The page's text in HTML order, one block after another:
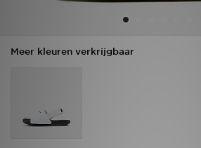
Meer kleuren verkrijgbaar